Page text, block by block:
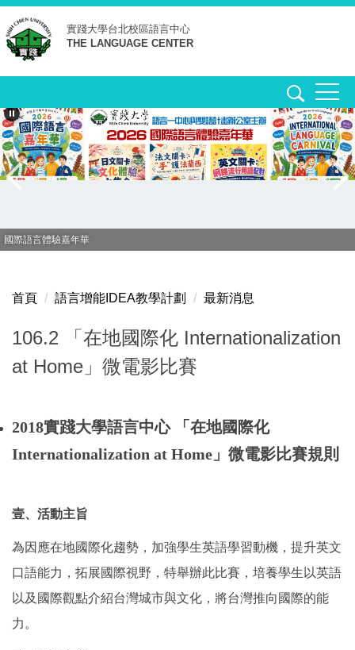
跳
到
主
要
容
區
實踐大學台北校區語言中心
THE LANGUAGE CENTER
國際語言體驗嘉年華
首頁 語言增能IDEA教學計劃 最新消息
106.2 「在地國際化 Internationalization
at Home」微電影比賽
2018實踐大學語言中心 「在地國際化
Internationalization at Home」微電影比賽規則
壹、活動主旨
為因應在地國際化趨勢，加強學生英語學習動機，提升英文
口語能力，拓展國際視野，特舉辦此比賽，培養學生以英語
以及國際觀點介紹台灣城市與文化，將台灣推向國際的能
力。